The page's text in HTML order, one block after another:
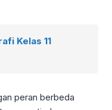
Kelas 11
peran berbeda